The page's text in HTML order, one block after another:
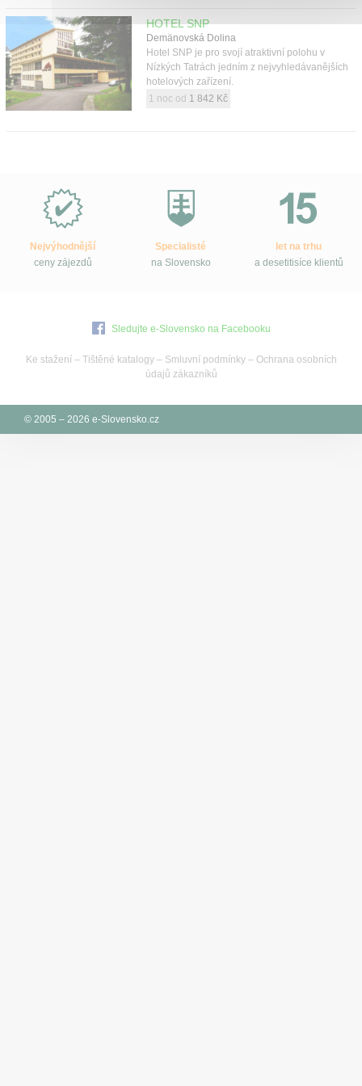
HOTEL SNP
Demänovská Dolina
Hotel SNP je pro svojí atraktivní polohu v
Nízkých Tatrách jedním z nejvyhledávanějších
hotelových zařízení.
1 noc od 1 842 Kč
Slovensko.cz?
Nejvýhodnější
ceny zájezdů
Specialisté
na Slovensko
let na trhu
a desetitisíce klientů
Sledujte e-Slovensko na Facebooku
Ke stažení – Tištěné katalogy– Smluvní podmínky– Ochrana osobních
údajů zákazníků
© 2005 – 2026 e-Slovensko.cz